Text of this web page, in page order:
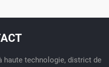
haute technologie, district de